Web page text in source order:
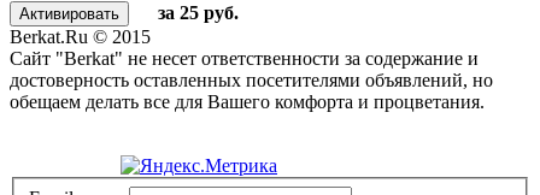
за 25 руб.
Berkat.Ru © 2015
Сайт "Berkat" не несет ответственности за содержание и
достоверность оставленных посетителями объявлений, но
обещаем делать все для Вашего комфорта и процветания.